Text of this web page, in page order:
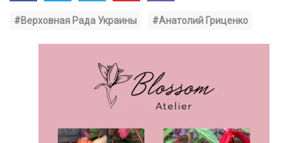
#Верховная Рада Украины #Анатолий Гриценко